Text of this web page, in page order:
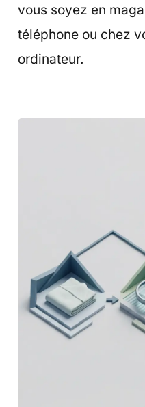
vous soyez en
téléphone ou chez
ordinateur.